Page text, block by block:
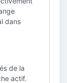
dans
de la
actif.